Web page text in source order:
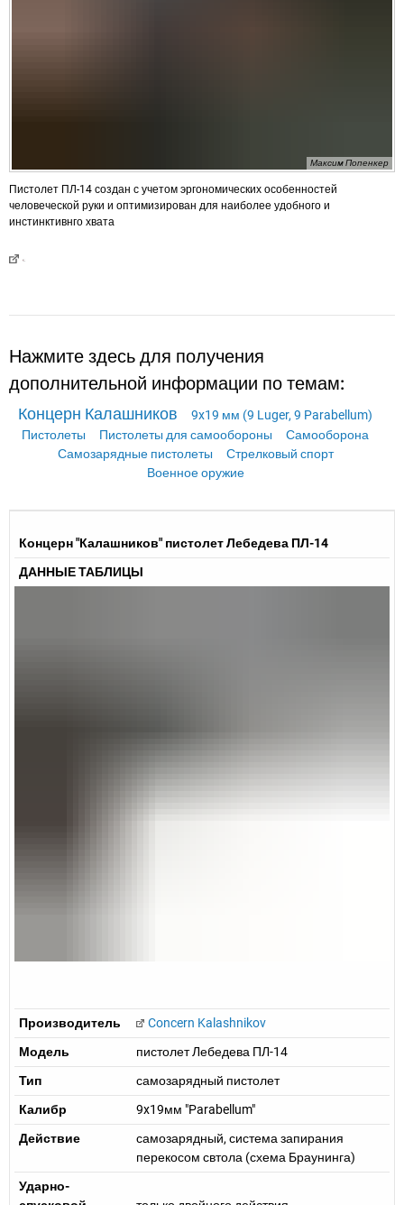
Максим Попенкер
Пистолет ПЛ-14 создан с учетом эргономических особенностей
человеческой руки и оптимизирован для наиболее удобного и
инстинктивнго хвата
Нажмите здесь для получения
дополнительной информации по темам:
Концерн Калашников
9x19 мм (9 Luger, 9 Parabellum)
Пистолеты
Пистолеты для самообороны
Самооборона
Самозарядные пистолеты
Стрелковый спорт
Военное оружие
Концерн "Калашников" пистолет Лебедева ПЛ-14
ДАННЫЕ ТАБЛИЦЫ
Производитель
Concern Kalashnikov
Модель
пистолет Лебедева ПЛ-14
Тип
самозарядный пистолет
Калибр
9x19мм "Parabellum"
Действие
самозарядный, система запирания
перекосом свтола (схема Браунинга)
Ударно-